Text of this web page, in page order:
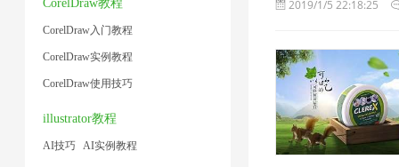
CorelDraw教程
CorelDraw入门教程
CorelDraw实例教程
CorelDraw使用技巧
illustrator教程
AI技巧 AI实例教程
2019/1/5 22:18:25